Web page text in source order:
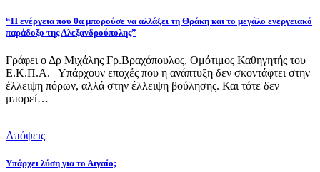
“Η ενέργεια που θα μπορούσε να αλλάξει τη Θράκη και το μεγάλο ενεργειακό
παράδοξο της Αλεξανδρούπολης”
Γράφει ο Δρ Μιχάλης Γρ.Βραχόπουλος, Ομότιμος Καθηγητής του
Ε.Κ.Π.Α. Υπάρχουν εποχές που η ανάπτυξη δεν σκοντάφτει στην
έλλειψη πόρων, αλλά στην έλλειψη βούλησης. Και τότε δεν
μπορεί…
Απόψεις
Υπάρχει λύση για το Αιγαίο;